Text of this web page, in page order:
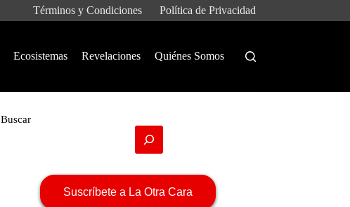
Términos y Condiciones Política de Privacidad
Ecosistemas Revelaciones Quiénes Somos
Buscar
Suscríbete a La Otra Cara